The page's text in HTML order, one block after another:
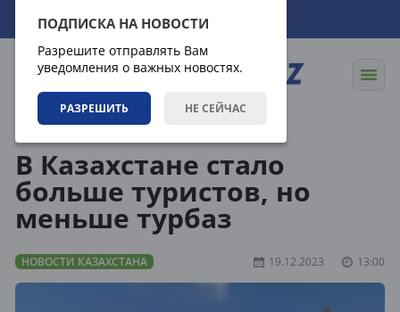
ПОДПИСКА НА НОВОСТИ
Разрешите отправлять Вам
уведомления о важных новостях.
РАЗРЕШИТЬ НЕ СЕЙЧАС
08.08.2026 12:54:15
В Казахстане стало
больше туристов, но
меньше турбаз
НОВОСТИ КАЗАХСТАНА 19.12.2023 13:00